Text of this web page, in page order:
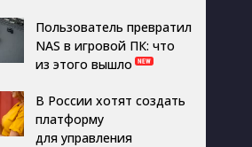
Пользователь превратил
NAS в игровой ПК: что
из этого вышло
В России хотят создать
платформу
для управления